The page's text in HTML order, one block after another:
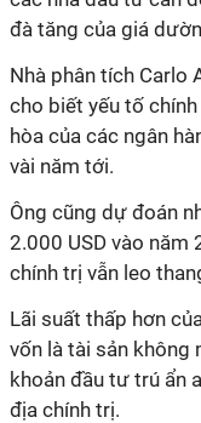
đà tăng của giá
Nhà phân tích Carlo
cho biết yếu tố
hòa của các ngân
vài năm tới.
Ông cũng dự đoán
2.000 USD vào
chính trị vẫn leo
Lãi suất thấp hơn
vốn là tài sản không
khoản đầu tư trú ẩn
địa chính trị.